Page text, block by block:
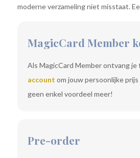
moderne verzameling niet misstaat.
MagicCard Member
Als MagicCard Member ontvang je
account om jouw persoonlijke
geen enkel voordeel meer!
Pre-order